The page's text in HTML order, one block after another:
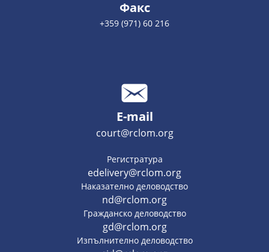
Факс
+359 (971) 60 216
E-mail
court@rclom.org
Регистратура
edelivery@rclom.org
Наказателно деловодство
nd@rclom.org
Гражданско деловодство
gd@rclom.org
Изпълнително деловодство